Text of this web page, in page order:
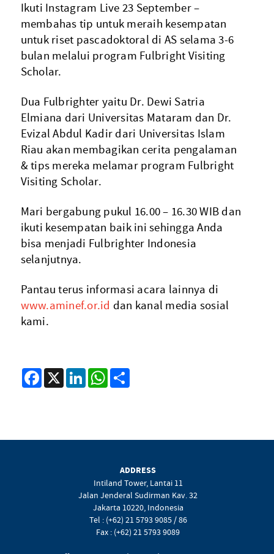
Ikuti Instagram Live 23 September –
membahas tip untuk meraih kesempatan
untuk riset pascadoktoral di AS selama 3-6
bulan melalui program Fulbright Visiting
Scholar.
Dua Fulbrighter yaitu Dr. Dewi Satria
Elmiana dari Universitas Mataram dan Dr.
Evizal Abdul Kadir dari Universitas Islam
Riau akan membagikan cerita pengalaman
& tips mereka melamar program Fulbright
Visiting Scholar.
Mari bergabung pukul 16.00 – 16.30 WIB dan
ikuti kesempatan baik ini sehingga Anda
bisa menjadi Fulbrighter Indonesia
selanjutnya.
Pantau terus informasi acara lainnya di
www.aminef.or.id dan kanal media sosial
kami.
Facebook
X LinkedInWhatsApp
Share
ADDRESS
Intiland Tower, Lantai 11
Jalan Jenderal Sudirman Kav. 32
Jakarta 10220, Indonesia
Tel : (+62) 21 5793 9085 / 86
Fax : (+62) 21 5793 9089